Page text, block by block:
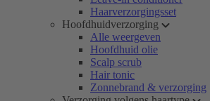
Haarverzorgingsset
Hoofdhuidverzorging
Alle weergeven
Hoofdhuid olie
Scalp scrub
Hair tonic
Zonnebrand & verzorging